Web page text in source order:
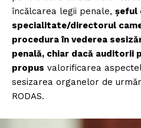
încălcarea legii penale, șeful
specialitate/directorul
procedura în vederea
penală, chiar dacă auditorii
propus valorificarea
sesizarea organelor de
RODAS.